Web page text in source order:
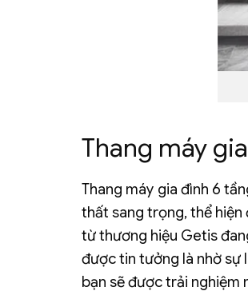
Thang máy
Thang máy gia đình 6
thất sang trọng, thể hiện
từ thương hiệu Getis
được tin tưởng là nhờ sự
bạn sẽ được trải nghiệm